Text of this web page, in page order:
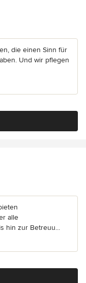
die einen Sinn für
Und wir pflegen
alle
hin zur Betreuu...